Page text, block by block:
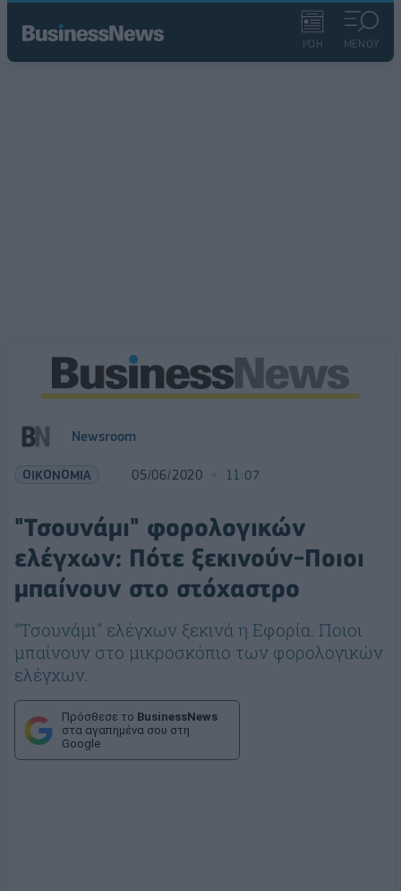
ΡΟΗ ΜΕΝΟΥ
Newsroom
ΟΙΚΟΝΟΜΙΑ 05/06/2020 11:07
"Τσουνάμι" φορολογικών
ελέγχων: Πότε ξεκινούν-Ποιοι
μπαίνουν στο στόχαστρο
"Τσουνάμι" ελέγχων ξεκινά η Εφορία. Ποιοι
μπαίνουν στο μικροσκόπιο των φορολογικών
ελέγχων.
Πρόσθεσε το BusinessNews
στα αγαπημένα σου στη
Google